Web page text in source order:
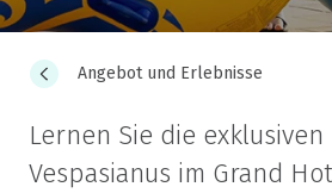
Angebot und Erlebnisse
Lernen Sie die exklusiven
Vespasianus im Grand